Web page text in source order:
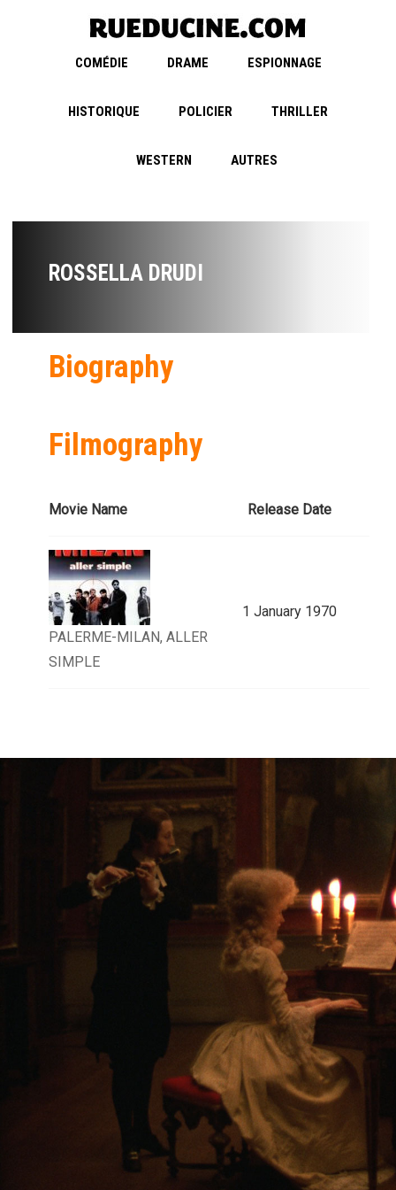
COMÉDIE DRAME ESPIONNAGE
HISTORIQUE POLICIER THRILLER
WESTERN AUTRES
ROSSELLA DRUDI
Biography
Filmography
Movie Name Release Date
PALERME-MILAN, ALLER
SIMPLE
1 January 1970